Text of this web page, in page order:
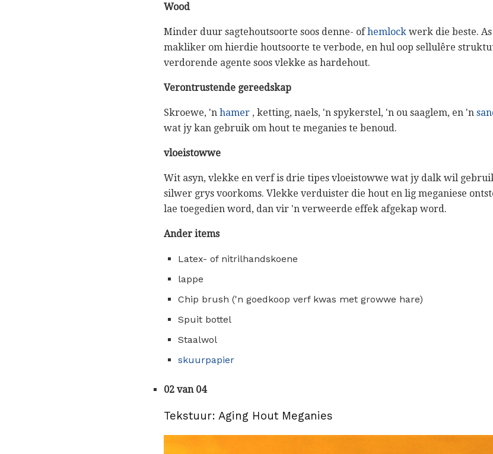
Wood
Minder duur sagtehoutsoorte soos denne- ofhemlock werk die beste.
makliker om hierdie houtsoorte te verbode, en hul oop sellulêre
verdorende agente soos vlekke as hardehout.
Verontrustende gereedskap
Skroewe, 'n hamer , ketting, naels, 'n spykerstel, 'n ou saaglem, en 'n
wat jy kan gebruik om hout te meganies te benoud.
vloeistowwe
Wit asyn, vlekke en verf is drie tipes vloeistowwe wat jy dalk wil
silwer grys voorkoms. Vlekke verduister die hout en lig meganiese
lae toegedien word, dan vir 'n verweerde effek afgekap word.
Ander items
Latex- of nitrilhandskoene
lappe
Chip brush ('n goedkoop verf kwas met growwe hare)
Spuit bottel
Staalwol
skuurpapier
02 van 04
Tekstuur: Aging Hout Meganies